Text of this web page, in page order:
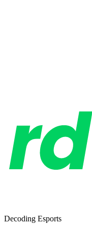
Decoding Esports